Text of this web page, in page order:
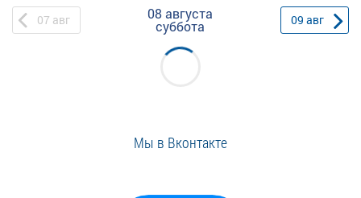
07 авг 08 августа
суббота 09 авг
Мы в Вконтакте